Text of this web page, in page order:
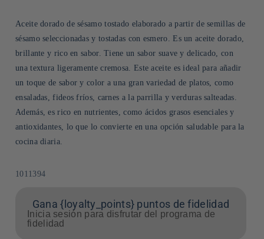
Aceite dorado de sésamo tostado elaborado a partir de semillas de
sésamo seleccionadas y tostadas con esmero. Es un aceite dorado,
brillante y rico en sabor. Tiene un sabor suave y delicado, con
una textura ligeramente cremosa. Este aceite es ideal para añadir
un toque de sabor y color a una gran variedad de platos, como
ensaladas, fideos fríos, carnes a la parrilla y verduras salteadas.
Además, es rico en nutrientes, como ácidos grasos esenciales y
antioxidantes, lo que lo convierte en una opción saludable para la
cocina diaria.
SKU:
1011394
Gana {loyalty_points} puntos de fidelidad
Inicia sesión para disfrutar del programa de
fidelidad